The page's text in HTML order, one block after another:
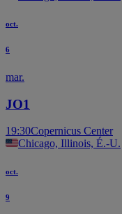
oct.
6
mar.
JO1
19:30Copernicus Center
Chicago, Illinois, É.-U.
oct.
9